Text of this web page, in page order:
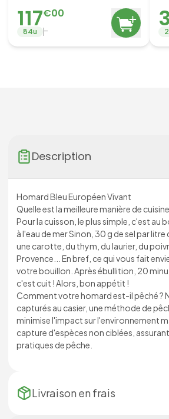
117€00
84u -
Description
Homard Bleu Européen Vivant
Quelle est la meilleure manière de
Pour la cuisson, le plus simple, c'est au
à l'eau de mer Sinon, 30 g de sel par litre
une carotte, du thym, du laurier, du
Provence... En bref, ce qui vous fait
votre bouillon. Après ébullition, 20
c'est cuit ! Alors, bon appétit !
Comment votre homard est-il pêché ?
capturés au casier, une méthode de
minimise l'impact sur l'environnement
capture d'espèces non ciblées,
pratiques de pêche.
Livraison en frais